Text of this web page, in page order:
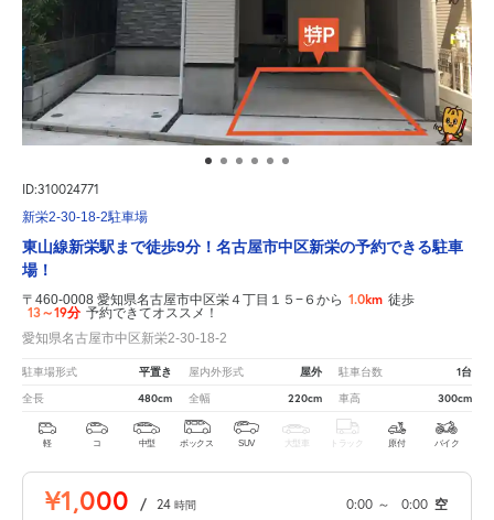
ID:310024771
新栄2-30-18-2駐車場
東山線新栄駅まで徒歩9分！名古屋市中区新栄の予約できる駐車
場！
〒460-0008 愛知県名古屋市中区栄４丁目１５−６から 1.0km 徒歩
13～19分 予約できてオススメ！
愛知県名古屋市中区新栄2-30-18-2
駐車場形式 平置き 屋内外形式 屋外 駐車台数 1台
全長 480cm 全幅 220cm 車高 300cm
軽 コ 中型 ボックス SUV 大型車 トラック 原付 バイク
¥1,000 / 24 時間 0:00 ～ 0:00 空